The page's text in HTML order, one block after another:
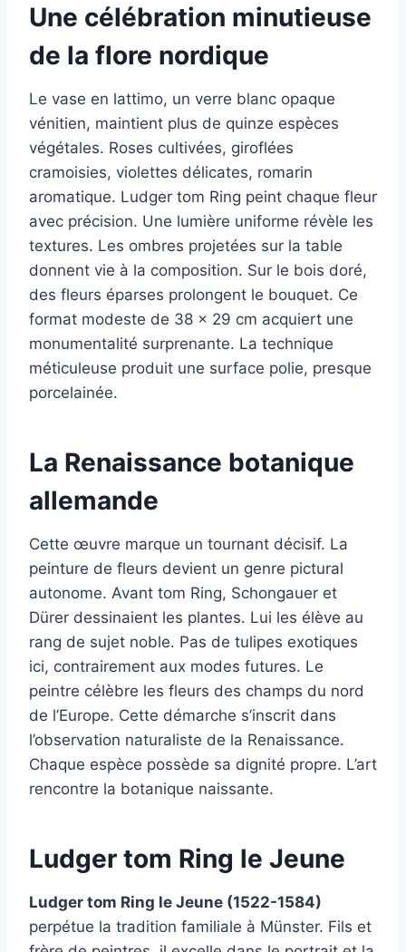
Une célébration minutieuse
de la flore nordique
Le vase en lattimo, un verre blanc opaque
vénitien, maintient plus de quinze espèces
végétales. Roses cultivées, giroflées
cramoisies, violettes délicates, romarin
aromatique. Ludger tom Ring peint chaque fleur
avec précision. Une lumière uniforme révèle les
textures. Les ombres projetées sur la table
donnent vie à la composition. Sur le bois doré,
des fleurs éparses prolongent le bouquet. Ce
format modeste de 38 × 29 cm acquiert une
monumentalité surprenante. La technique
méticuleuse produit une surface polie, presque
porcelainée.
La Renaissance botanique
allemande
Cette œuvre marque un tournant décisif. La
peinture de fleurs devient un genre pictural
autonome. Avant tom Ring, Schongauer et
Dürer dessinaient les plantes. Lui les élève au
rang de sujet noble. Pas de tulipes exotiques
ici, contrairement aux modes futures. Le
peintre célèbre les fleurs des champs du nord
de l’Europe. Cette démarche s’inscrit dans
l’observation naturaliste de la Renaissance.
Chaque espèce possède sa dignité propre. L’art
rencontre la botanique naissante.
Ludger tom Ring le Jeune
Ludger tom Ring le Jeune (1522-1584)
perpétue la tradition familiale à Münster. Fils et